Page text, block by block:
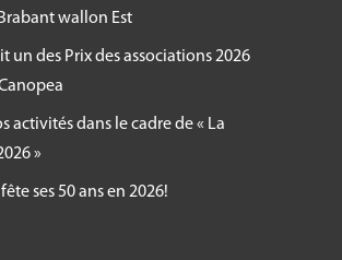
wallon Est
un des Prix des associations 2026
activités dans le cadre de « La
»
ses 50 ans en 2026!